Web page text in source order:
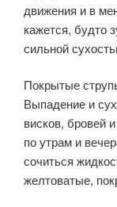
движения и в
кажется, будто
сильной
Покрытые
Выпадение и
висков, бровей
по утрам и
сочиться
желтоватые,